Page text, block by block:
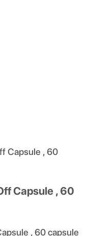
Capsule , 60
Capsule , 60